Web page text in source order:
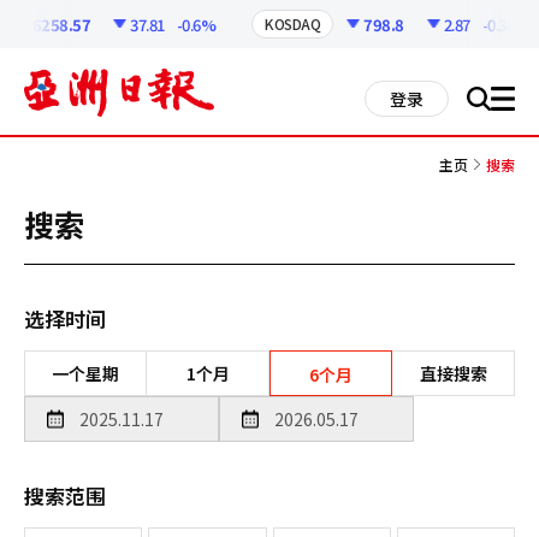
6258.57 37.81 -0.6% KOSDAQ 798.8 2.87 -0.36%
登录 搜 all
主页 搜索
搜索
选择时间
一个星期 1个月 6个月 直接搜索
搜索范围